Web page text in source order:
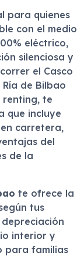
para quienes
con el medio
eléctrico,
silenciosa y
el Casco
de Bilbao
renting, te
que incluye
carretera,
del
de la
te ofrece la
tus
interior y
para familias